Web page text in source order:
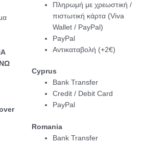
Πληρωμή με χρεωστική /
πιστωτική κάρτα (Viva
Wallet / PayPal)
PayPal
Αντικαταβολή (+2€)
Cyprus
Bank Transfer
Credit / Debit Card
PayPal
Romania
Bank Transfer